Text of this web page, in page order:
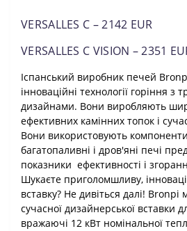
VERSALLES C – 2142 EUR
VERSALLES C VISION – 2351
Іспанський виробник печей
інноваційні технології горіння з
дизайнами. Вони виробляють
ефективних камінних топок і
Вони використовують
багатопаливні і дров'яні печі
показники ефективності і
Шукаєте приголомшливу,
вставку? Не дивіться далі! Bronpi
сучасної дизайнерської вставки
вражаючі 12 кВт номінальної